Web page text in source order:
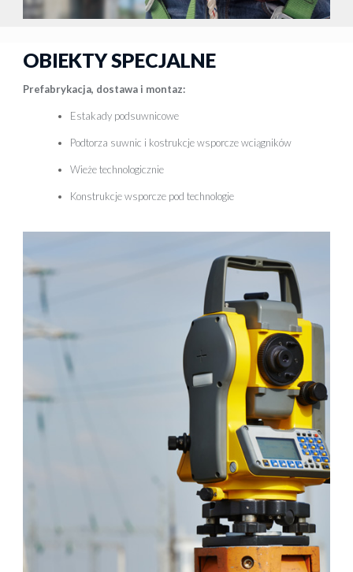
OBIEKTY SPECJALNE
Prefabrykacja, dostawa i montaz:
Estakady podsuwnicowe
Podtorza suwnic i kostrukcje wsporcze wciągników
Wieże technologicznie
Konstrukcje wsporcze pod technologie